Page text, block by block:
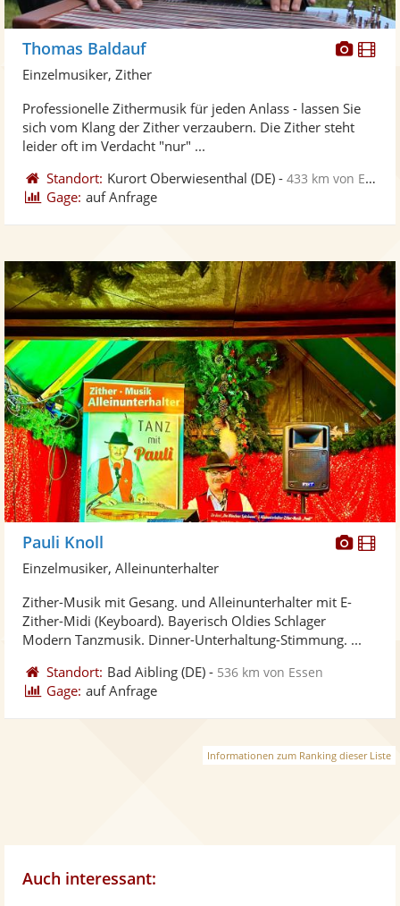
Fotos
Thomas Baldauf
Einzelmusiker, Zither
Professionelle Zithermusik für jeden Anlass - lassen Sie
sich vom Klang der Zither verzaubern. Die Zither steht
leider oft im Verdacht "nur" ...
Standort: Kurort Oberwiesenthal (DE) -433 km von Essen
Gage: auf Anfrage
Pauli Knoll
Einzelmusiker, Alleinunterhalter
Zither-Musik mit Gesang. und Alleinunterhalter mit E-
Zither-Midi (Keyboard). Bayerisch Oldies Schlager
Modern Tanzmusik. Dinner-Unterhaltung-Stimmung. ...
Standort: Bad Aibling (DE) - 536 km von Essen
Gage: auf Anfrage
Informationen zum Ranking dieser Liste
Auch interessant: